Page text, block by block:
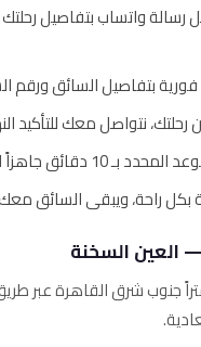
رسالة واتساب بتفاصيل
فورية بتفاصيل السائق ورقم
نتواصل معك للتأكيد
لمساعدتك في الأمتعة.
بكل راحة، ويبقى السائق
العين السخنة
كيلومتراً جنوب شرق القاهرة